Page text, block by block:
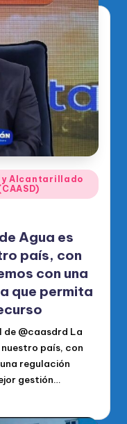
y Alcantarillado
Agua es
país, con
con una
que permita
@caasdrd La
nuestro país, con
regulación
gestión…